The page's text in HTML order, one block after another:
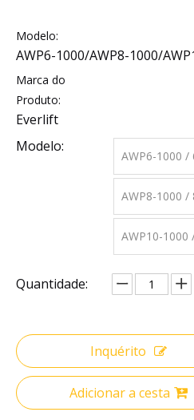
Modelo:
AWP6-1000/AWP8-1000/
Marca do
Produto:
Everlift
Modelo:
AWP6-1000 /
AWP8-1000 /
AWP10-
Quantidade:
Inquérito
Adicionar a cesta